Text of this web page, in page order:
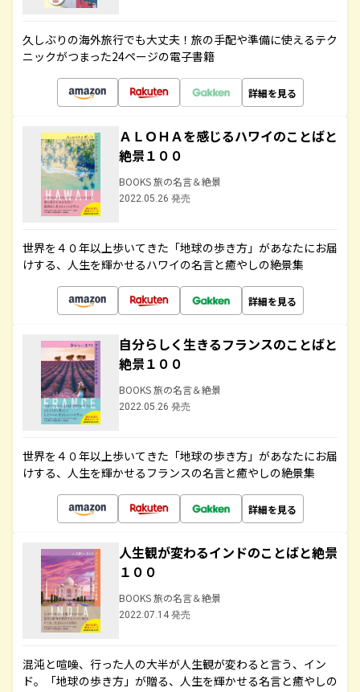
久しぶりの海外旅行でも大丈夫！旅の手配や準備に使えるテク
ニックがつまった24ページの電子書籍
詳細を見る
ＡＬＯＨＡを感じるハワイのことばと
絶景１００
BOOKS 旅の名言＆絶景
2022.05.26 発売
世界を４０年以上歩いてきた「地球の歩き方」があなたにお届
けする、人生を輝かせるハワイの名言と癒やしの絶景集
詳細を見る
自分らしく生きるフランスのことばと
絶景１００
BOOKS 旅の名言＆絶景
2022.05.26 発売
世界を４０年以上歩いてきた「地球の歩き方」があなたにお届
けする、人生を輝かせるフランスの名言と癒やしの絶景集
詳細を見る
人生観が変わるインドのことばと絶景
１００
BOOKS 旅の名言＆絶景
2022.07.14 発売
混沌と喧噪、行った人の大半が人生観が変わると言う、イン
ド。「地球の歩き方」が贈る、人生を輝かせる名言と癒やしの